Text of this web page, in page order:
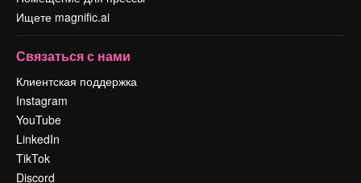
Ищете magnific.ai
Связаться с нами
Клиентская поддержка
Instagram
YouTube
LinkedIn
TikTok
Discord